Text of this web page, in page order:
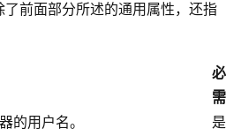
前面部分所述的通用属性，还指
必
需
的用户名。 是